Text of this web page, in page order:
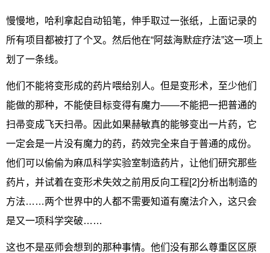
慢慢地，哈利拿起自动铅笔，伸手取过一张纸，上面记录的
所有项目都被打了个叉。然后他在“阿兹海默症疗法”这一项上
划了一条线。
他们不能将变形成的药片喂给别人。但是变形术，至少他们
能做的那种，不能使目标变得有魔力——不能把一把普通的
扫帚变成飞天扫帚。因此如果赫敏真的能够变出一片药，它
一定会是一片没有魔力的药，药效完全来自于普通的成份。
他们可以偷偷为麻瓜科学实验室制造药片，让他们研究那些
药片，并试着在变形术失效之前用反向工程[2]分析出制造的
方法……两个世界中的人都不需要知道有魔法介入，这只会
是又一项科学突破……
这也不是巫师会想到的那种事情。他们没有那么尊重区区原